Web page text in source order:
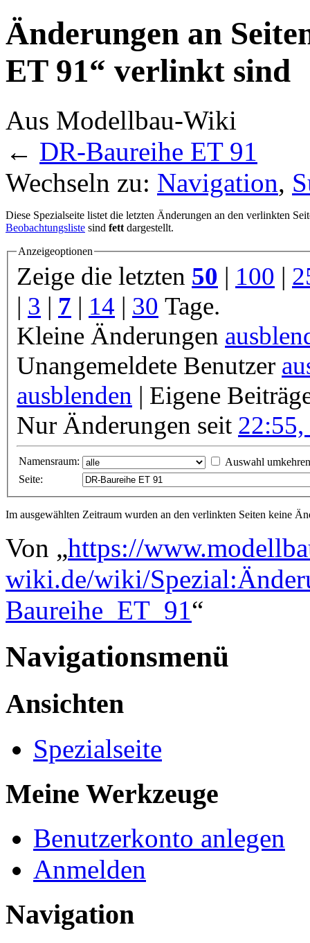
Änderungen an
ET 91“ verlinkt sind
Aus Modellbau-Wiki
← DR-Baureihe ET 91
Wechseln zu: Navigation,
Diese Spezialseite listet die letzten Änderungen an den verlinkten
Beobachtungsliste sind fett dargestellt.
Anzeigeoptionen
Zeige die letzten 50 | 100 |
| 3 | 7 | 14 | 30 Tage.
Kleine Änderungen
Unangemeldete Benutzer
ausblenden | Eigene
Nur Änderungen seit
Namensraum:
Auswahl umkehren
Seite:
Im ausgewählten Zeitraum wurden an den verlinkten Seiten keine
Von „https://
wiki.de/wiki/
Baureihe_ET_91“
Navigationsmenü
Ansichten
Spezialseite
Meine Werkzeuge
Benutzerkonto anlegen
Anmelden
Navigation